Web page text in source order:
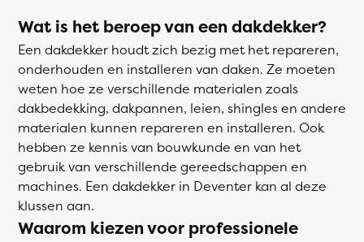
Wat is het beroep van een dakdekker?
Een dakdekker houdt zich bezig met het repareren,
onderhouden en installeren van daken. Ze moeten
weten hoe ze verschillende materialen zoals
dakbedekking, dakpannen, leien, shingles en andere
materialen kunnen repareren en installeren. Ook
hebben ze kennis van bouwkunde en van het
gebruik van verschillende gereedschappen en
machines. Een dakdekker in Deventer kan al deze
klussen aan.
Waarom kiezen voor professionele